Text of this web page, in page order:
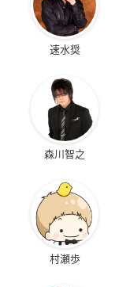
速水奨
森川智之
村瀬歩